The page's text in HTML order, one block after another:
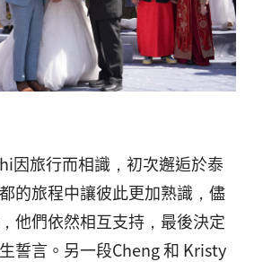
因旅行而相識，初次邂逅於泰
的旅程中讓彼此更加熟識，儘
他們依然相互支持，最後決定
誓言。另一段Cheng 和 Kristy